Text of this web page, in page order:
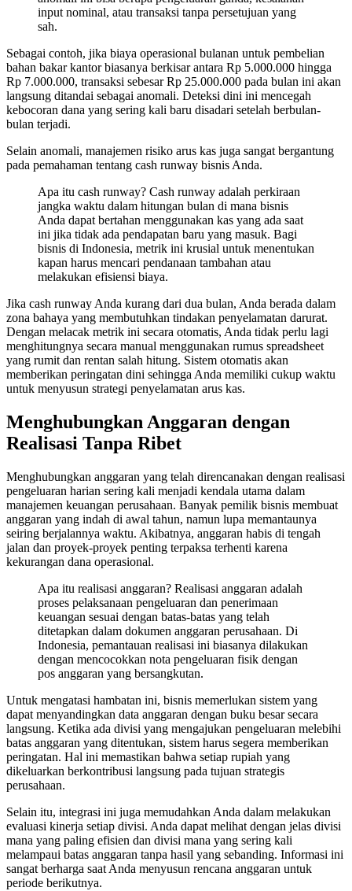
input nominal, atau transaksi tanpa persetujuan yang
sah.
Sebagai contoh, jika biaya operasional bulanan untuk pembelian
bahan bakar kantor biasanya berkisar antara Rp 5.000.000 hingga
Rp 7.000.000, transaksi sebesar Rp 25.000.000 pada bulan ini akan
langsung ditandai sebagai anomali. Deteksi dini ini mencegah
kebocoran dana yang sering kali baru disadari setelah berbulan-
bulan terjadi.
Selain anomali, manajemen risiko arus kas juga sangat bergantung
pada pemahaman tentang cash runway bisnis Anda.
Apa itu cash runway? Cash runway adalah perkiraan
jangka waktu dalam hitungan bulan di mana bisnis
Anda dapat bertahan menggunakan kas yang ada saat
ini jika tidak ada pendapatan baru yang masuk. Bagi
bisnis di Indonesia, metrik ini krusial untuk menentukan
kapan harus mencari pendanaan tambahan atau
melakukan efisiensi biaya.
Jika cash runway Anda kurang dari dua bulan, Anda berada dalam
zona bahaya yang membutuhkan tindakan penyelamatan darurat.
Dengan melacak metrik ini secara otomatis, Anda tidak perlu lagi
menghitungnya secara manual menggunakan rumus spreadsheet
yang rumit dan rentan salah hitung. Sistem otomatis akan
memberikan peringatan dini sehingga Anda memiliki cukup waktu
untuk menyusun strategi penyelamatan arus kas.
Menghubungkan Anggaran dengan
Realisasi Tanpa Ribet
Menghubungkan anggaran yang telah direncanakan dengan realisasi
pengeluaran harian sering kali menjadi kendala utama dalam
manajemen keuangan perusahaan. Banyak pemilik bisnis membuat
anggaran yang indah di awal tahun, namun lupa memantaunya
seiring berjalannya waktu. Akibatnya, anggaran habis di tengah
jalan dan proyek-proyek penting terpaksa terhenti karena
kekurangan dana operasional.
Apa itu realisasi anggaran? Realisasi anggaran adalah
proses pelaksanaan pengeluaran dan penerimaan
keuangan sesuai dengan batas-batas yang telah
ditetapkan dalam dokumen anggaran perusahaan. Di
Indonesia, pemantauan realisasi ini biasanya dilakukan
dengan mencocokkan nota pengeluaran fisik dengan
pos anggaran yang bersangkutan.
Untuk mengatasi hambatan ini, bisnis memerlukan sistem yang
dapat menyandingkan data anggaran dengan buku besar secara
langsung. Ketika ada divisi yang mengajukan pengeluaran melebihi
batas anggaran yang ditentukan, sistem harus segera memberikan
peringatan. Hal ini memastikan bahwa setiap rupiah yang
dikeluarkan berkontribusi langsung pada tujuan strategis
perusahaan.
Selain itu, integrasi ini juga memudahkan Anda dalam melakukan
evaluasi kinerja setiap divisi. Anda dapat melihat dengan jelas divisi
mana yang paling efisien dan divisi mana yang sering kali
melampaui batas anggaran tanpa hasil yang sebanding. Informasi ini
sangat berharga saat Anda menyusun rencana anggaran untuk
periode berikutnya.